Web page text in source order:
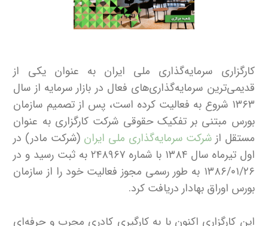
کارگزاری سرمایه‌گذاری ملی ایران به عنوان یکی از
قدیمی‌ترین سرمایه‌گذاری‌های فعال در بازار سرمایه از سال
۱۳۶۳ شروع به فعالیت کرده است، پس از تصمیم سازمان
بورس مبتنی بر تفکیک حقوقی شرکت کارگزاری به عنوان
مستقل ازشرکت سرمایه‌گذاری ملی ایران (شرکت مادر) در
اول تیرماه سال ۱۳۸۴ با شماره ۲۴۸۹۶۷ به ثبت رسید و در
۱۳۸۶/۰۱/۲۶ به طور رسمی مجوز فعالیت خود را از سازمان
بورس اوراق بهادار دریافت کرد.
این کارگزاری اکنون با به کارگیری کادری مجرب و حرفه‌ای